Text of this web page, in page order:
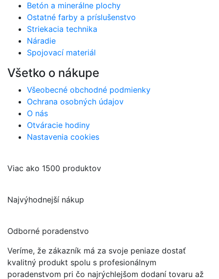
Betón a minerálne plochy
Ostatné farby a príslušenstvo
Striekacia technika
Náradie
Spojovací materiál
Všetko o nákupe
Všeobecné obchodné podmienky
Ochrana osobných údajov
O nás
Otváracie hodiny
Nastavenia cookies
Viac ako 1500 produktov
Najvýhodnejší nákup
Odborné poradenstvo
Veríme, že zákazník má za svoje peniaze dostať
kvalitný produkt spolu s profesionálnym
poradenstvom pri čo najrýchlejšom dodaní tovaru až